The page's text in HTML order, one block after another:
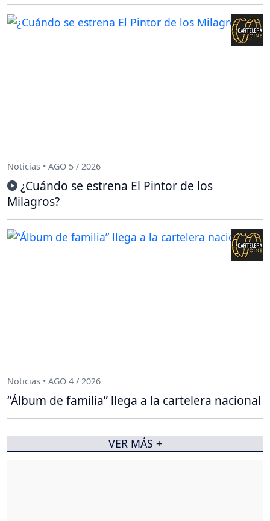
Noticias • AGO 5 / 2026
¿Cuándo se estrena El Pintor de los
Milagros?
Noticias • AGO 4 / 2026
“Álbum de familia” llega a la cartelera nacional
VER MÁS +